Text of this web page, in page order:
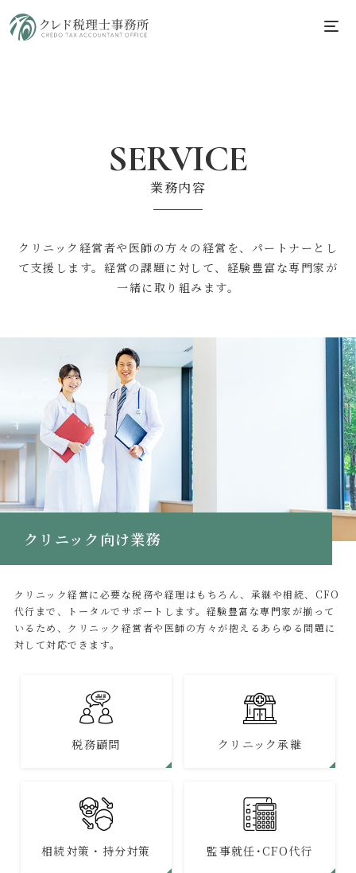
SERVICE
業務内容
クリニック経営者や医師の方々の経営を、パートナーとし
て支援します。 経営の課題に対して、経験豊富な専門家が
一緒に取り組みます。
クリニック向け業務
クリニック経営に必要な税務や経理はもちろん、承継や相続、CFO
代行まで、トータルでサポートします。経験豊富な専門家が揃って
いるため、クリニック経営者や医師の方々が抱えるあらゆる問題に
対して対応できます。
税務顧問 クリニック承継
相続対策・持分対策 監事就任･CFO代行